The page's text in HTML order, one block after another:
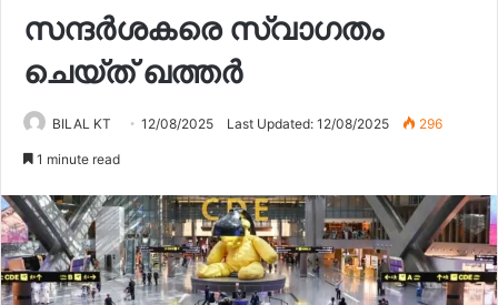
സന്ദർശകരെ സ്വാഗതം
ചെയ്‌ത്‌ ഖത്തർ
BILAL KT 12/08/2025 Last Updated: 12/08/2025 296
1 minute read